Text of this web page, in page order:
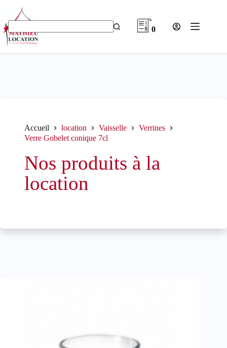
contenu
Aucun
résultat
0
Accueil location Vaisselle
Verrines
Verre Gobelet conique 7cl
Nos produits à la
location